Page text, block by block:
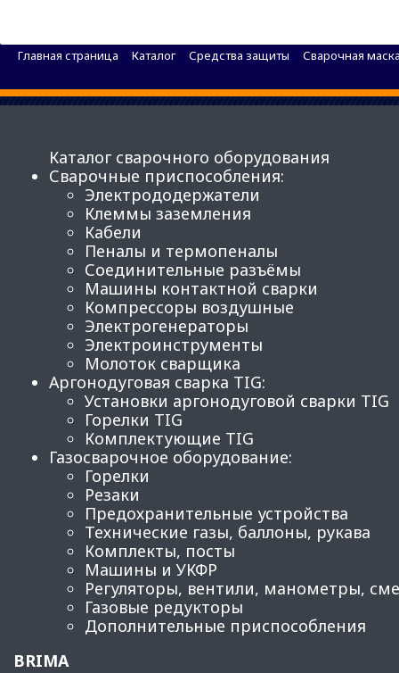
Главная страница Каталог Средства защиты Сварочная
Каталог сварочного оборудования
Сварочные приспособления:
Электрододержатели
Клеммы заземления
Кабели
Пеналы и термопеналы
Соединительные разъёмы
Машины контактной сварки
Компрессоры воздушные
Электрогенераторы
Электроинструменты
Молоток сварщика
Аргонодуговая сварка TIG:
Установки аргонодуговой сварки TIG
Горелки TIG
Комплектующие TIG
Газосварочное оборудование:
Горелки
Резаки
Предохранительные устройства
Технические газы, баллоны, рукава
Комплекты, посты
Машины и УКФР
Регуляторы, вентили, манометры,
Газовые редукторы
Дополнительные приспособления
BRIMA